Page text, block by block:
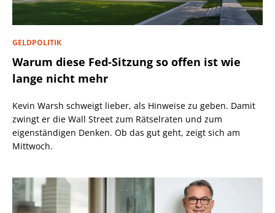
GELDPOLITIK
Warum diese Fed-Sitzung so offen ist wie
lange nicht mehr
Kevin Warsh schweigt lieber, als Hinweise zu geben. Damit
zwingt er die Wall Street zum Rätselraten und zum
eigenständigen Denken. Ob das gut geht, zeigt sich am
Mittwoch.